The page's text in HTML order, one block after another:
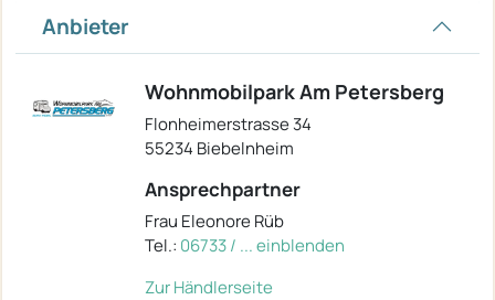
Anbieter
Wohnmobilpark Am Petersberg
Flonheimerstrasse 34
55234 Biebelnheim
Ansprechpartner
Frau Eleonore Rüb
Tel.: 06733 / ... einblenden
Zur Händlerseite